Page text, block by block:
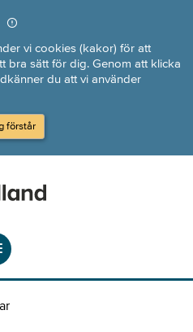
vi cookies (kakor) för att
bra sätt för dig. Genom att klicka
du att vi använder
förstår